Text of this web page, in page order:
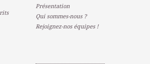
Présentation
Qui sommes-nous ?
Rejoignez-nos équipes !